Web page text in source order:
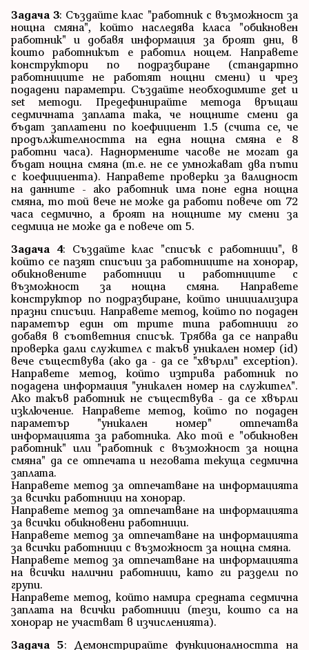
Задача 3: Създайте клас "работник с възможност за
нощна смяна", който наследява класа "обикновен
работник" и добавя информация за броят дни, в
които работникът е работил нощем. Направете
конструктори по подразбиране (стандартно
работниците не работят нощни смени) и чрез
подадени параметри. Създайте необходимите get и
set методи. Предефинирайте метода връщаш
седмичната заплата така, че нощните смени да
бъдат заплатени по коефициент 1.5 (счита се, че
продължителността на една нощна смяна е 8
работни часа). Наднормените часове не могат да
бъдат нощна смяна (т.е. не се умножават два пъти
с коефициента). Направете проверки за валидност
на данните - ако работник има поне една нощна
смяна, то той вече не може да работи повече от 72
часа седмично, а броят на нощните му смени за
седмица не може да е повече от 5.
Задача 4: Създайте клас "списък с работници", в
който се пазят списъци за работниците на хонорар,
обикновените работници и работниците с
възможност за нощна смяна. Направете
конструктор по подразбиране, който инициализира
празни списъци. Направете метод, който по подаден
параметър един от трите типа работници го
добавя в съответния списък. Трябва да се направи
проверка дали служител с такъв уникален номер (id)
вече съществува (ако да - да се "хвърли" exception).
Направете метод, който изтрива работник по
подадена информация "уникален номер на служител".
Ако такъв работник не съществува - да се хвърли
изключение. Направете метод, който по подаден
параметър "уникален номер" отпечатва
информацията за работника. Ако той е "обикновен
работник" или "работник с възможност за нощна
смяна" да се отпечата и неговата текуща седмична
заплата.
Направете метод за отпечатване на информацията
за всички работници на хонорар.
Направете метод за отпечатване на информацията
за всички обикновени работници.
Направете метод за отпечатване на информацията
за всички работници с възможност за нощна смяна.
Направете метод за отпечатване на информацията
на всички налични работници, като ги раздели по
групи.
Направете метод, който намира средната седмична
заплата на всички работници (тези, които са на
хонорар не участват в изчисленията).
Задача 5: Демонстрирайте функционалността на